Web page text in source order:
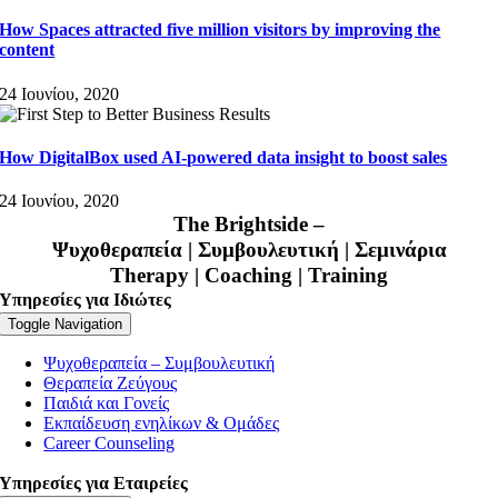
How Spaces attracted five million visitors by improving the
content
24 Ιουνίου, 2020
How DigitalBox used AI-powered data insight to boost sales
24 Ιουνίου, 2020
The Brightside –
Ψυχοθεραπεία | Συμβουλευτική | Σεμινάρια
Therapy | Coaching | Training
Υπηρεσίες για Ιδιώτες
Toggle Navigation
Ψυχοθεραπεία – Συμβουλευτική
Θεραπεία Ζεύγους
Παιδιά και Γονείς
Εκπαίδευση ενηλίκων & Ομάδες
Career Counseling
Υπηρεσίες για Εταιρείες